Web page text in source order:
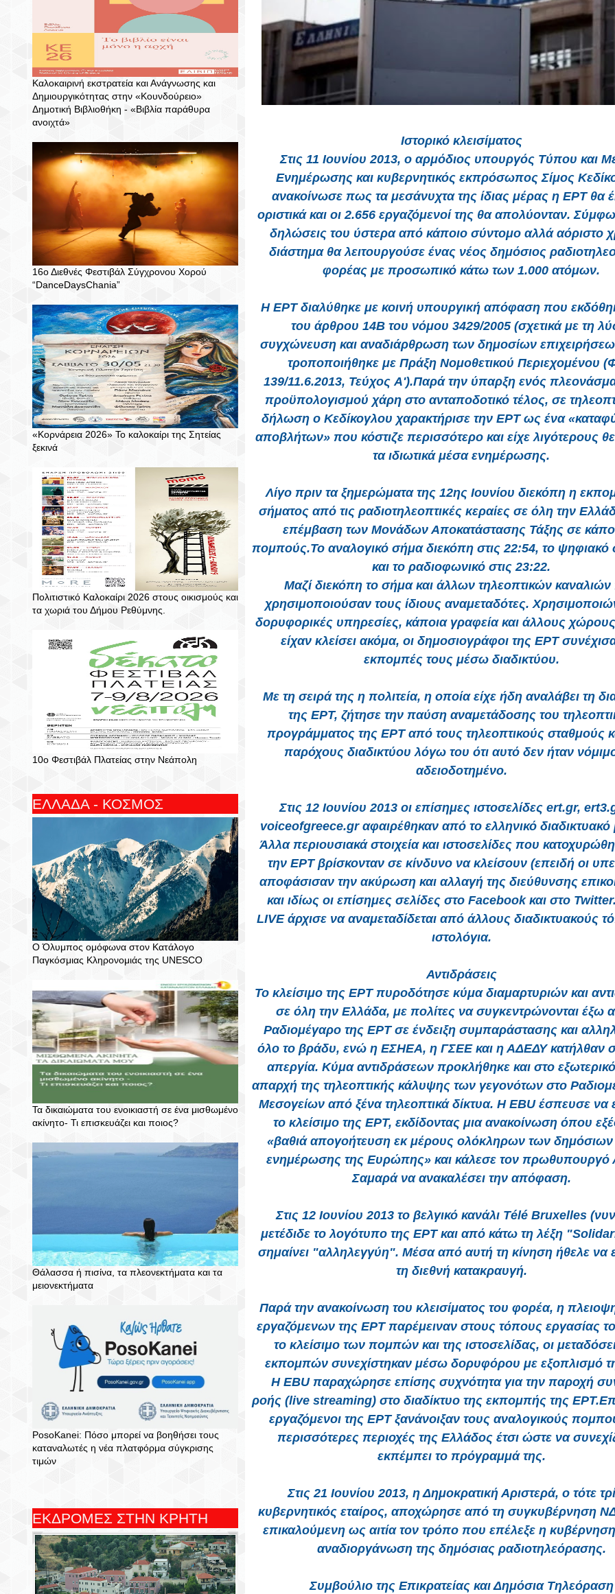
Καλοκαιρινή εκστρατεία και Ανάγνωσης και
Δημιουργικότητας στην «Κουνδούρειο»
Δημοτική Βιβλιοθήκη - «Βιβλία παράθυρα
ανοιχτά»
16ο Διεθνές Φεστιβάλ Σύγχρονου Χορού
“DanceDaysChania”
«Κορνάρεια 2026» Το καλοκαίρι της Σητείας
ξεκινά
Πολιτιστικό Καλοκαίρι 2026 στους οικισμούς και
τα χωριά του Δήμου Ρεθύμνης.
10ο Φεστιβάλ Πλατείας στην Νεάπολη
ΕΛΛΑΔΑ - ΚΟΣΜΟΣ
Ο Όλυμπος ομόφωνα στον Κατάλογο
Παγκόσμιας Κληρονομιάς της UNESCO
Τα δικαιώματα του ενοικιαστή σε ένα μισθωμένο
ακίνητο- Τι επισκευάζει και ποιος?
Θάλασσα ή πισίνα, τα πλεονεκτήματα και τα
μειονεκτήματα
PosoKanei: Πόσο μπορεί να βοηθήσει τους
καταναλωτές η νέα πλατφόρμα σύγκρισης
τιμών
ΕΚΔΡΟΜΕΣ ΣΤΗΝ ΚΡΗΤΗ
Ιστορικό κλεισίματος
Στις 11 Ιουνίου 2013, ο αρμόδιος υπουργός Τύπου και
Ενημέρωσης και κυβερνητικός εκπρόσωπος Σίμος
ανακοίνωσε πως τα μεσάνυχτα της ίδιας μέρας η ΕΡΤ θα
οριστικά και οι 2.656 εργαζόμενοί της θα απολύονταν.
δηλώσεις του ύστερα από κάποιο σύντομο αλλά αόριστο
διάστημα θα λειτουργούσε ένας νέος δημόσιος
φορέας με προσωπικό κάτω των 1.000 ατόμων.
Η ΕΡΤ διαλύθηκε με κοινή υπουργική απόφαση που
του άρθρου 14B του νόμου 3429/2005 (σχετικά με τη
συγχώνευση και αναδιάρθρωση των δημοσίων
τροποποιήθηκε με Πράξη Νομοθετικού Περιεχομένου
139/11.6.2013, Τεύχος A').Παρά την ύπαρξη ενός
προϋπολογισμού χάρη στο ανταποδοτικό τέλος, σε
δήλωση ο Κεδίκογλου χαρακτήρισε την ΕΡΤ ως ένα
αποβλήτων» που κόστιζε περισσότερο και είχε λιγότερους
τα ιδιωτικά μέσα ενημέρωσης.
Λίγο πριν τα ξημερώματα της 12ης Ιουνίου διεκόπη η
σήματος από τις ραδιοτηλεοπτικές κεραίες σε όλη την
επέμβαση των Μονάδων Αποκατάστασης Τάξης σε
πομπούς.Το αναλογικό σήμα διεκόπη στις 22:54, το ψηφιακό
και το ραδιοφωνικό στις 23:22.
Μαζί διεκόπη το σήμα και άλλων τηλεοπτικών
χρησιμοποιούσαν τους ίδιους αναμεταδότες.
δορυφορικές υπηρεσίες, κάποια γραφεία και άλλους
είχαν κλείσει ακόμα, οι δημοσιογράφοι της ΕΡΤ
εκπομπές τους μέσω διαδικτύου.
Με τη σειρά της η πολιτεία, η οποία είχε ήδη αναλάβει τη
της ΕΡΤ, ζήτησε την παύση αναμετάδοσης του
προγράμματος της ΕΡΤ από τους τηλεοπτικούς σταθμούς
παρόχους διαδικτύου λόγω του ότι αυτό δεν ήταν
αδειοδοτημένο.
Στις 12 Ιουνίου 2013 οι επίσημες ιστοσελίδες ert.gr,
voiceofgreece.gr αφαιρέθηκαν από το ελληνικό
Άλλα περιουσιακά στοιχεία και ιστοσελίδες που
την ΕΡΤ βρίσκονταν σε κίνδυνο να κλείσουν (επειδή οι
αποφάσισαν την ακύρωση και αλλαγή της διεύθυνσης
και ιδίως οι επίσημες σελίδες στο Facebook και στο
LIVE άρχισε να αναμεταδίδεται από άλλους διαδικτυακούς
ιστολόγια.
Αντιδράσεις
Το κλείσιμο της ΕΡΤ πυροδότησε κύμα διαμαρτυριών και
σε όλη την Ελλάδα, με πολίτες να συγκεντρώνονται έξω
Ραδιομέγαρο της ΕΡΤ σε ένδειξη συμπαράστασης και
όλο το βράδυ, ενώ η ΕΣΗΕΑ, η ΓΣΕΕ και η ΑΔΕΔΥ κατήλθαν
απεργία. Κύμα αντιδράσεων προκλήθηκε και στο
απαρχή της τηλεοπτικής κάλυψης των γεγονότων στο
Μεσογείων από ξένα τηλεοπτικά δίκτυα. Η EBU έσπευσε να
το κλείσιμο της ΕΡΤ, εκδίδοντας μια ανακοίνωση όπου
«βαθιά απογοήτευση εκ μέρους ολόκληρων των
ενημέρωσης της Ευρώπης» και κάλεσε τον πρωθυπουργό
Σαμαρά να ανακαλέσει την απόφαση.
Στις 12 Ιουνίου 2013 το βελγικό κανάλι Télé Bruxelles
μετέδιδε το λογότυπο της ΕΡΤ και από κάτω τη λέξη
σημαίνει "αλληλεγγύη". Μέσα από αυτή τη κίνηση ήθελε να
τη διεθνή κατακραυγή.
Παρά την ανακοίνωση του κλεισίματος του φορέα, η
εργαζόμενων της ΕΡΤ παρέμειναν στους τόπους εργασίας
το κλείσιμο των πομπών και της ιστοσελίδας, οι
εκπομπών συνεχίστηκαν μέσω δορυφόρου με εξοπλισμό
Η EBU παραχώρησε επίσης συχνότητα για την παροχή
ροής (live streaming) στο διαδίκτυο της εκπομπής της
εργαζόμενοι της ΕΡΤ ξανάνοιξαν τους αναλογικούς
περισσότερες περιοχές της Ελλάδος έτσι ώστε να
εκπέμπει το πρόγραμμά της.
Στις 21 Ιουνίου 2013, η Δημοκρατική Αριστερά, ο τότε
κυβερνητικός εταίρος, αποχώρησε από τη συγκυβέρνηση
επικαλούμενη ως αιτία τον τρόπο που επέλεξε η κυβέρνηση
αναδιοργάνωση της δημόσιας ραδιοτηλεόρασης.
Συμβούλιο της Επικρατείας και Δημόσια Τηλεόραση